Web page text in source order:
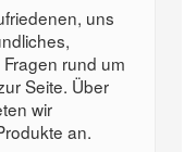
uns
rund um
Seite. Über
wir
an.